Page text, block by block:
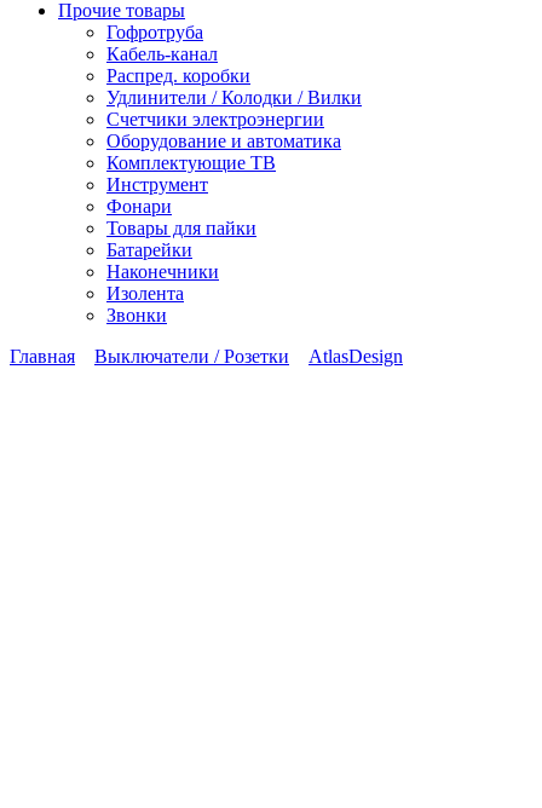
Прочие товары
Гофротруба
Кабель-канал
Распред. коробки
Удлинители / Колодки / Вилки
Счетчики электроэнергии
Оборудование и автоматика
Комплектующие ТВ
Инструмент
Фонари
Товары для пайки
Батарейки
Наконечники
Изолента
Звонки
Главная
Выключатели / Розетки AtlasDesign